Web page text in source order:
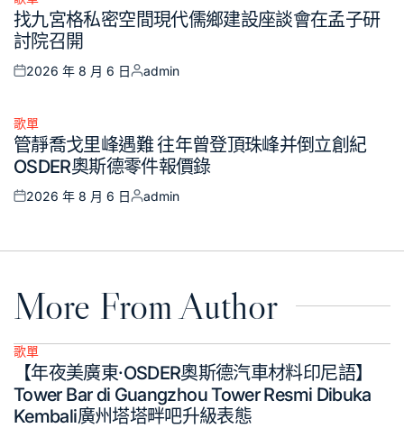
Posted
in
找九宮格私密空間現代儒鄉建設座談會在孟子研
討院召開
Posted
2026 年 8 月 6 日
Posted
admin
Posted
in
歌單
管靜喬戈里峰遇難 往年曾登頂珠峰并倒立創紀
OSDER奧斯德零件報價錄
Posted
2026 年 8 月 6 日
Posted
admin
More From Author
Posted
歌單
【年夜美廣東·OSDER奧斯德汽車材料印尼語】
Tower Bar di Guangzhou Tower Resmi Dibuka
Kembali廣州塔塔畔吧升級表態